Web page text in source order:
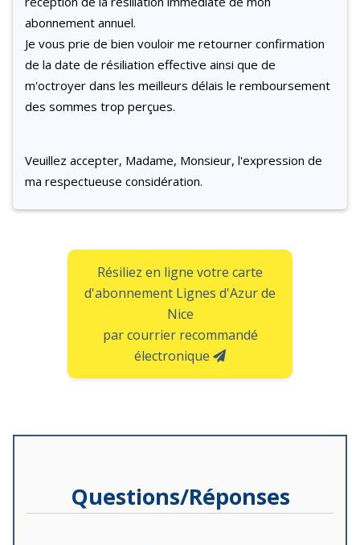
abonnement annuel.
Je vous prie de bien vouloir me retourner confirmation
de la date de résiliation effective ainsi que de
m'octroyer dans les meilleurs délais le remboursement
des sommes trop perçues.
Veuillez accepter, Madame, Monsieur, l'expression de
ma respectueuse considération.
Résiliez en ligne votre carte
d'abonnement Lignes d'Azur de
Nice
par courrier recommandé
électronique
Questions/Réponses